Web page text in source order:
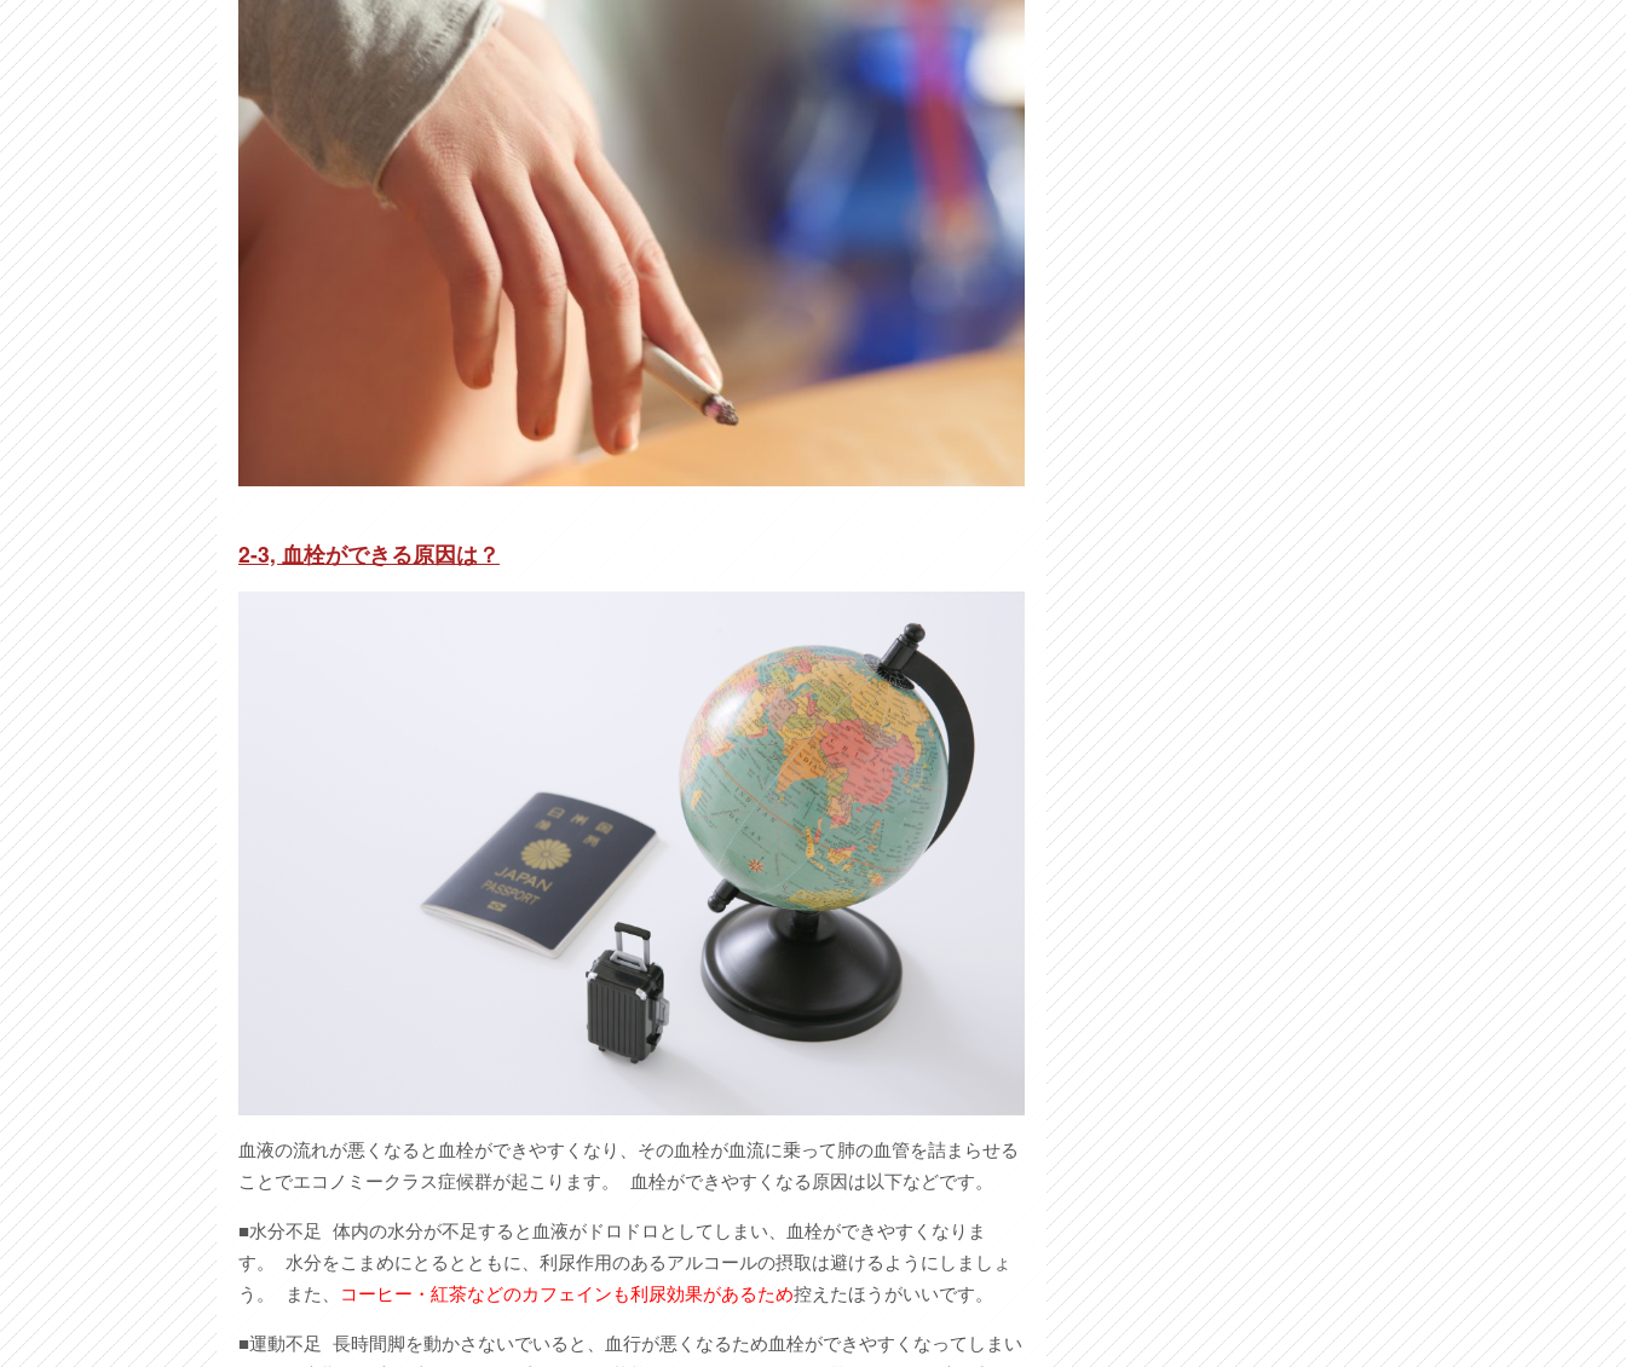
2-3, 血栓ができる原因は？
血液の流れが悪くなると血栓ができやすくなり、その血栓が血流に乗って肺の血管を詰まらせる
ことでエコノミークラス症候群が起こります。 血栓ができやすくなる原因は以下などです。
■水分不足 体内の水分が不足すると血液がドロドロとしてしまい、血栓ができやすくなりま
す。 水分をこまめにとるとともに、利尿作用のあるアルコールの摂取は避けるようにしましょ
う。 また、 コーヒー・紅茶などのカフェインも利尿効果があるため控えたほうがいいです。
■運動不足 長時間脚を動かさないでいると、血行が悪くなるため血栓ができやすくなってしまい